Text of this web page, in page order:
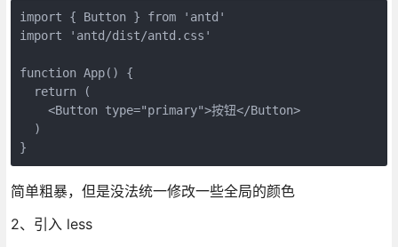
import { Button } from 'antd'
import 'antd/dist/antd.css'
function App() {
  return (
    <Button type="primary">按钮</Button>
  )
}
简单粗暴，但是没法统一修改一些全局的颜色
2、引入 less